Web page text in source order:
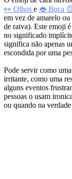
👀 Olhos e 👄 Boca
em vez de amarelo
de raiva). Este emoji
no significado
significa não apenas
escondida por uma
Pode servir como
irritante, como uma
alguns eventos
pessoas o usam
ou quando na